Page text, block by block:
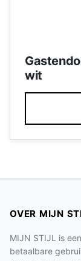
wit
OVER MIJN
MIJN STIJL is
betaalbare